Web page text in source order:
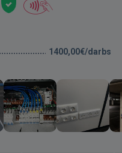
1400,00€/darbs